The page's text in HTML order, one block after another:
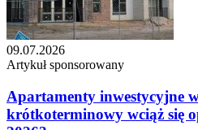
09.07.2026
Artykuł sponsorowany
Apartamenty inwestycyjne
krótkoterminowy wciąż się